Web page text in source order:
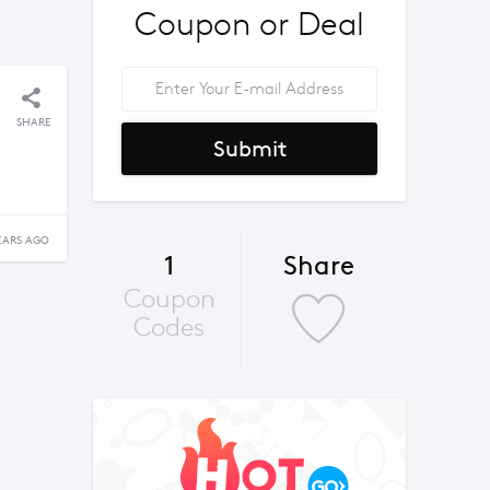
SHARE
AGO
Coupon or Deal
Submit
1
Coupon
Codes
Share